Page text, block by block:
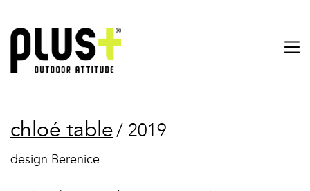
chloé table/ 2019
design Berenice